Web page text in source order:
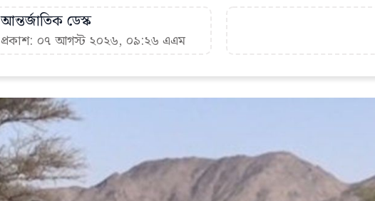
আন্তর্জাতিক ডেস্ক
প্রকাশ: ০৭ আগস্ট ২০২৬, ০৯:২৬ এএম